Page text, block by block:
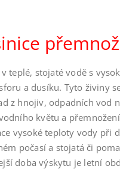
teplé, stojaté vodě s
a dusíku. Tyto živiny
z hnojiv, odpadních vod
květu a
vysoké teploty vody při
počasí a stojatá či
doba výskytu je letní